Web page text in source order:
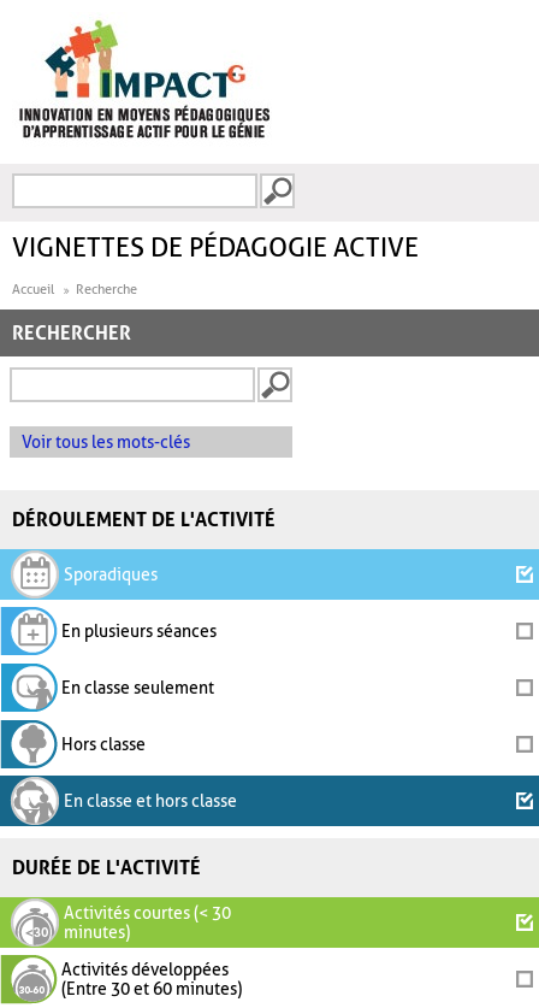
FORMULAIRE DE
VIGNETTES DE PÉDAGOGIE ACTIVE
Accueil Recherche
RECHERCHER
Voir tous les mots-clés
DÉROULEMENT DE L'ACTIVITÉ
Sporadiques
En plusieurs séances
En classe seulement
Hors classe
En classe et hors classe
DURÉE DE L'ACTIVITÉ
Activités courtes (< 30
minutes)
Activités développées
(Entre 30 et 60 minutes)